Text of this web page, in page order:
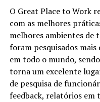
O Great Place to Work
com as melhores
melhores ambientes de
foram pesquisados
em todo o mundo,
torna um excelente
de pesquisa de
feedback, relatórios em